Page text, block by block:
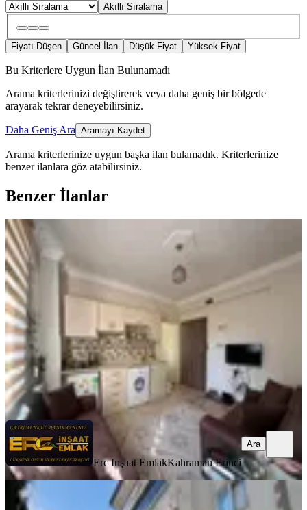
Akıllı Sıralama
Fiyatı Düşen Güncel İlan Düşük Fiyat Yüksek Fiyat
Bu Kriterlere Uygun İlan Bulunamadı
Arama kriterlerinizi değiştirerek veya daha geniş bir bölgede
arayarak tekrar deneyebilirsiniz.
Daha Geniş Ara Aramayı Kaydet
Arama kriterlerinize uygun başka ilan bulamadık. Kriterlerinize
benzer ilanlara göz atabilirsiniz.
Benzer İlanlar
YENİ
Hurda Cafe Civarı Kiralık 2+0 Daire
Onikişubat, Vadi Mahallesi
75 m²· 07.08.2026
Erc Inşaat EmlakKahraman Erinci
Ara
Erc Inşaat EmlakKahraman Erinci
Ara
YENİ
Germenıcıa'dan Hürriyet Mh.de